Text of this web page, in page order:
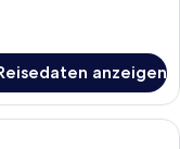
anzeigen
mit einem großen